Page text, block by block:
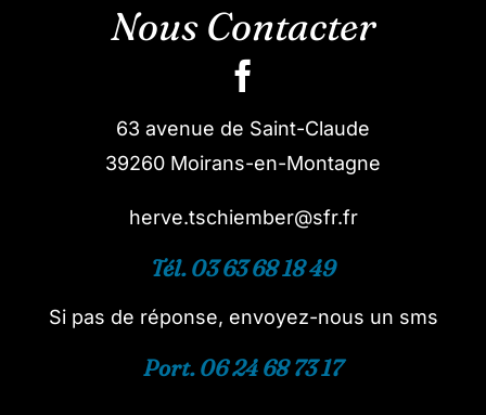
Nous Contacter
63 avenue de Saint-Claude
39260 Moirans-en-Montagne
herve.tschiember@sfr.fr
Tél. 03 63 68 18 49
Si pas de réponse, envoyez-nous un sms
Port. 06 24 68 73 17